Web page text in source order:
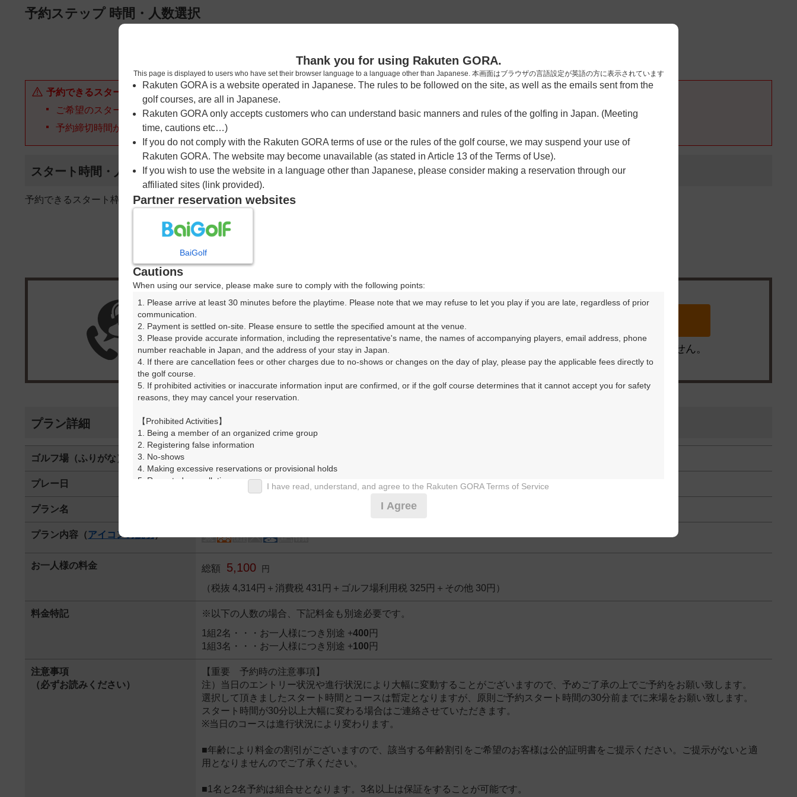
ページの本文へ
予約ステップ 時間・人数選択
確認
予約できるスタート枠がありません。以下の理由が考えられます。
ご希望のスタート時間の枠が他の予約で埋まってしまった。
予約締切時間が過ぎてしまった。
スタート時間・人数指定
予約できるスタート枠がありません。
楽天GORA予約専用ダイヤル
受付時間 8:00～17:00 年中無休 ※ゴルフ場の電話ではありません。
プラン詳細
ゴルフ場（ふりがな）
プレー日 2025年09月16日（火）
プラン名
プラン内容（アイコンの説明
お一人様の料金 総額 5,100 円
（税抜 4,314円＋消費税 431円＋ゴルフ場利用税 325円＋その他 30円）
料金特記
※以下の人数の場合、下記料金も別途必要です。
1組2名・・・お一人様につき別途 +400 円
1組3名・・・お一人様につき別途 +100 円
注意事項
（必ずお読みください）
【重要 予約時の注意事項】
注）当日のエントリー状況や進行状況により大幅に変動することがございますので、予めご了承の上でご予約をお願い致します。
選択して頂きましたスタート時間とコースは暫定となりますが、原則ご予約スタート時間の30分前までに来場をお願い致します。
スタート時間が30分以上大幅に変わる場合はご連絡させていただきます。
※当日のコースは進行状況により変わります。
■年齢により料金の割引がございますので、該当する年齢割引をご希望のお客様は公的証明書をご提示ください。ご提示がないと適
用となりませんのでご了承ください。
■1名と2名予約は組合せとなります。3名以上は保証をすることが可能です。
Thank you for using Rakuten GORA.
This page is displayed to users who have set their browser language to a language other than Japanese. 本画面はブラウザの言語設定が英語の方に表示されています
Rakuten GORA is a website operated in Japanese. The rules to be followed on the site, as well as the emails sent from the
golf courses, are all in Japanese.
Rakuten GORA only accepts customers who can understand basic manners and rules of the golfing in Japan. (Meeting
time, cautions etc…)
If you do not comply with the Rakuten GORA terms of use or the rules of the golf course, we may suspend your use of
Rakuten GORA. The website may become unavailable (as stated in Article 13 of the Terms of Use).
If you wish to use the website in a language other than Japanese, please consider making a reservation through our
affiliated sites (link provided).
Partner reservation websites
BaiGolf
Cautions
When using our service, please make sure to comply with the following points:
1. Please arrive at least 30 minutes before the playtime. Please note that we may refuse to let you play if you are late, regardless of prior
communication.
2. Payment is settled on-site. Please ensure to settle the specified amount at the venue.
3. Please provide accurate information, including the representative's name, the names of accompanying players, email address, phone
number reachable in Japan, and the address of your stay in Japan.
4. If there are cancellation fees or other charges due to no-shows or changes on the day of play, please pay the applicable fees directly to
the golf course.
5. If prohibited activities or inaccurate information input are confirmed, or if the golf course determines that it cannot accept you for safety
reasons, they may cancel your reservation.
【Prohibited Activities】
1. Being a member of an organized crime group
2. Registering false information
3. No-shows
4. Making excessive reservations or provisional holds
5. Repeated cancellations
6. Violating laws and regulations
7. Causing inconvenience to others during play (e.g., delaying play, ignoring rules, manners, or warnings)
We appreciate your understanding and cooperation regarding the above points.
I have read, understand, and agree to the Rakuten GORA Terms of Service
I Agree